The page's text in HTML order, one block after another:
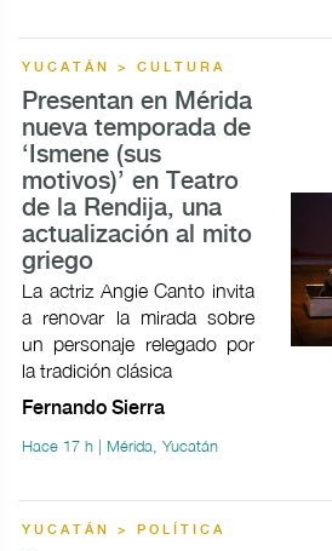
YUCATÁN > CULTURA
Presentan en Mérida
nueva temporada de
‘Ismene (sus
motivos)’ en Teatro
de la Rendija, una
actualización al mito
griego
La actriz Angie Canto invita
a renovar la mirada sobre
un personaje relegado por
la tradición clásica
Fernando Sierra
Hace 17 h | Mérida, Yucatán
YUCATÁN > POLÍTICA